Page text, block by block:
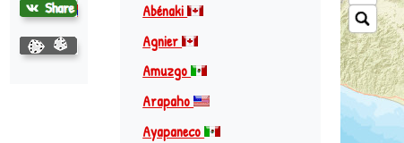
Abénaki
Agnier
Amuzgo
Arapaho
Ayapaneco